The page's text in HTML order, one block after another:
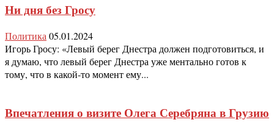
Ни дня без Гросу
Политика 05.01.2024
Игорь Гросу: «Левый берег Днестра должен подготовиться, и
я думаю, что левый берег Днестра уже ментально готов к
тому, что в какой-то момент ему...
Впечатления о визите Олега Серебряна в Грузию